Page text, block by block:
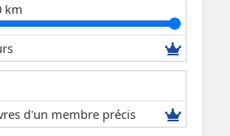
km
d'un membre précis